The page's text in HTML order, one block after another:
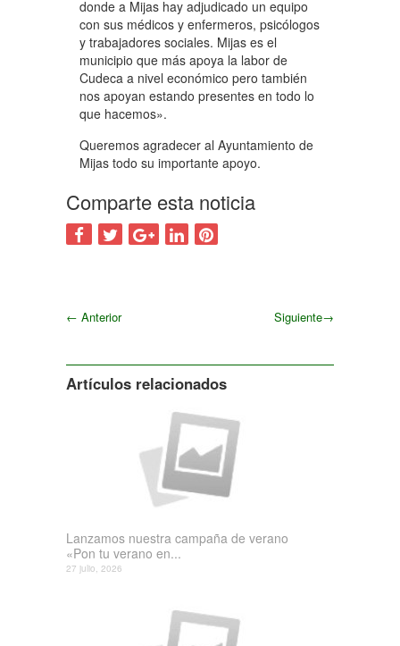
donde a Mijas hay adjudicado un equipo
con sus médicos y enfermeros, psicólogos
y trabajadores sociales. Mijas es el
municipio que más apoya la labor de
Cudeca a nivel económico pero también
nos apoyan estando presentes en todo lo
que hacemos».
Queremos agradecer al Ayuntamiento de
Mijas todo su importante apoyo.
Comparte esta noticia
← Anterior Siguiente→
Artículos relacionados
Lanzamos nuestra campaña de verano
«Pon tu verano en...
27 julio, 2026